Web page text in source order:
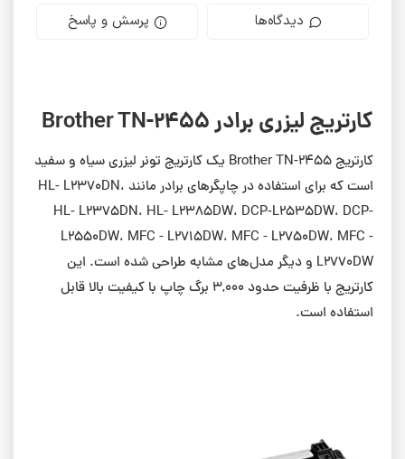
دیدگاه‌ها پرسش و پاسخ
کارتریج لیزری برادر Brother TN-2455
کارتریج Brother TN-2455 یک کارتریج تونر لیزری سیاه و سفید
است که برای استفاده در چاپگرهای برادر مانند HL- L2370DN،
HL- L2375DN، HL- L2385DW، DCP-L2535DW، DCP-
L2550DW، MFC - L2715DW، MFC - L2750DW، MFC -
L2770DW و دیگر مدل‌های مشابه طراحی شده است. این
کارتریج با ظرفیت حدود 3,000 برگ چاپ با کیفیت بالا قابل
استفاده است.